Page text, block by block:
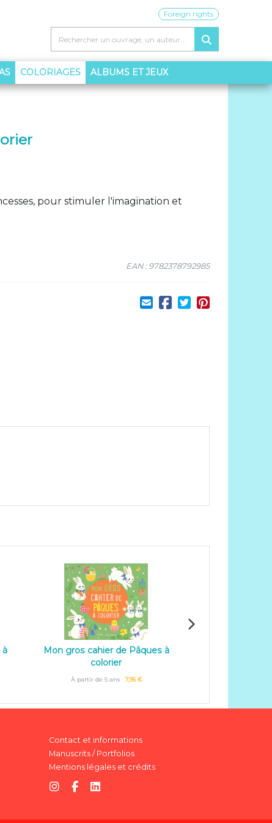
Foreign rights
COLORIAGES(CURRENT)
ALBUMS ET JEUX
pour stimuler l'imagination et
EAN : 9782378792985
à
Mon gros cahier de Pâques à
colorier
À partir de 5 ans 7,95 €
Contact et informations
Manuscrits / Portfolios
Mentions légales et crédits